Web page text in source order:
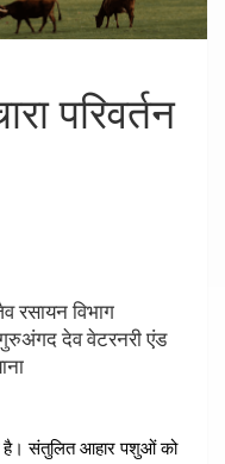
परिवर्तन
रसायन विभाग
देव वेटरनरी एंड
है। संतुलित आहार पशुओं को